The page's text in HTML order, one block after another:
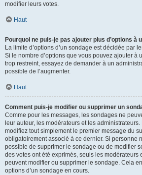
modifier leurs votes.
Haut
Pourquoi ne puis-je pas ajouter plus d’options à
La limite d’options d’un sondage est décidée par
Si le nombre d’options que vous pouvez ajouter à
trop restreint, essayez de demander à un
possible de l’augmenter.
Haut
Comment puis-je modifier ou supprimer un
Comme pour les messages, les sondages ne
leur auteur, les modérateurs et les
modifiez tout simplement le premier message du
obligatoirement associé à ce dernier. Si personne
possible de supprimer le sondage ou de modifier
des votes ont été exprimés, seuls les modérateurs
peuvent modifier ou supprimer le sondage. Cela
options d’un sondage en cours.